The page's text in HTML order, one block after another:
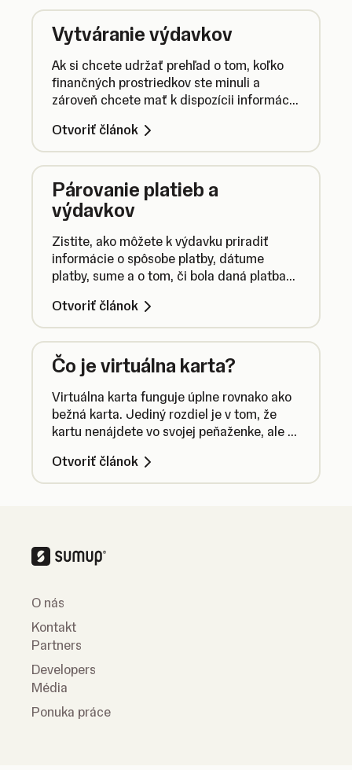
Vytváranie výdavkov
Ak si chcete udržať prehľad o tom, koľko
finančných prostriedkov ste minuli a
zároveň chcete mať k dispozícii informácie
výdavky. Výdavky budú vytvorené
automaticky v prípade, že uskutočníte
platbu pomocou svojho firemného účtu.
Otvoriť článok
Párovanie platieb a
výdavkov
Zistite, ako môžete k výdavku priradiť
informácie o spôsobe platby, dátume
platby, sume a o tom, či bola daná platba
Otvoriť článok
Čo je virtuálna karta?
Virtuálna karta funguje úplne rovnako ako
bežná karta. Jediný rozdiel je v tom, že
kartu nenájdete vo svojej peňaženke, ale v
Otvoriť článok
O nás
Kontakt
Partners
Developers
Média
Ponuka práce